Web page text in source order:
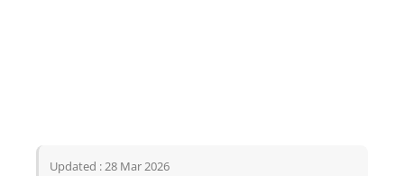
Updated : 28 Mar 2026